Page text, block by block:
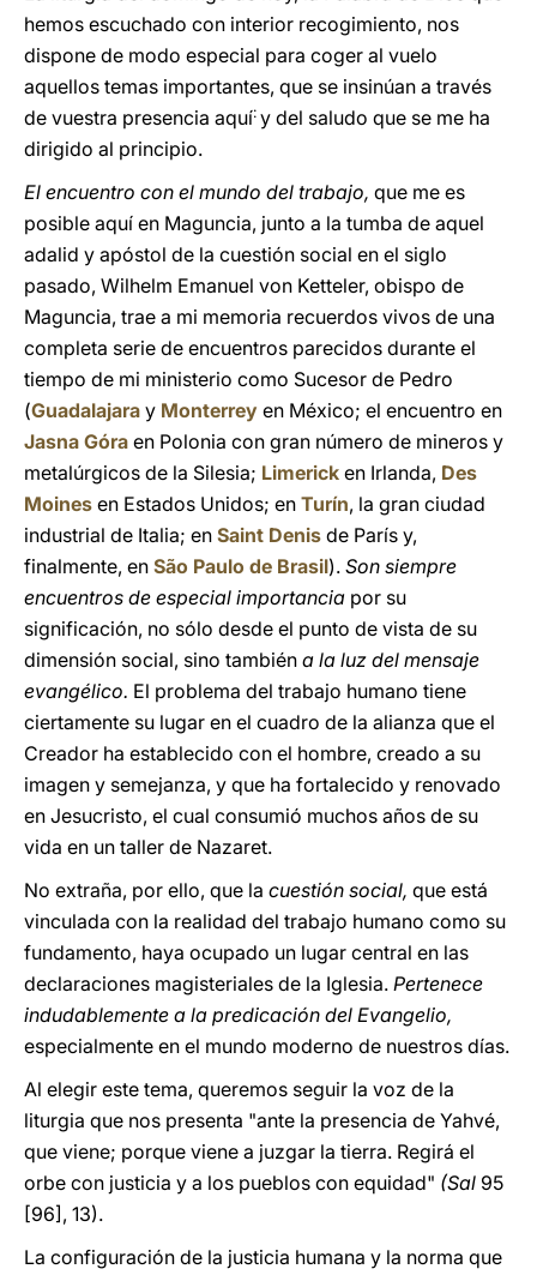
hemos escuchado con interior recogimiento, nos
dispone de modo especial para coger al vuelo
aquellos temas importantes, que se insinúan a través
de vuestra presencia aquí: y del saludo que se me ha
dirigido al principio.
El encuentro con el mundo del trabajo, que me es
posible aquí en Maguncia, junto a la tumba de aquel
adalid y apóstol de la cuestión social en el siglo
pasado, Wilhelm Emanuel von Ketteler, obispo de
Maguncia, trae a mi memoria recuerdos vivos de una
completa serie de encuentros parecidos durante el
tiempo de mi ministerio como Sucesor de Pedro
(Guadalajara y Monterrey en México; el encuentro en
Jasna Góra en Polonia con gran número de mineros y
metalúrgicos de la Silesia; Limerick en Irlanda, Des
Moines en Estados Unidos; en Turín, la gran ciudad
industrial de Italia; en Saint Denis de París y,
finalmente, en São Paulo de Brasil). Son siempre
encuentros de especial importancia por su
significación, no sólo desde el punto de vista de su
dimensión social, sino también a la luz del mensaje
evangélico. El problema del trabajo humano tiene
ciertamente su lugar en el cuadro de la alianza que el
Creador ha establecido con el hombre, creado a su
imagen y semejanza, y que ha fortalecido y renovado
en Jesucristo, el cual consumió muchos años de su
vida en un taller de Nazaret.
No extraña, por ello, que la cuestión social, que está
vinculada con la realidad del trabajo humano como su
fundamento, haya ocupado un lugar central en las
declaraciones magisteriales de la Iglesia. Pertenece
indudablemente a la predicación del Evangelio,
especialmente en el mundo moderno de nuestros días.
Al elegir este tema, queremos seguir la voz de la
liturgia que nos presenta "ante la presencia de Yahvé,
que viene; porque viene a juzgar la tierra. Regirá el
orbe con justicia y a los pueblos con equidad" (Sal 95
[96], 13).
La configuración de la justicia humana y la norma que